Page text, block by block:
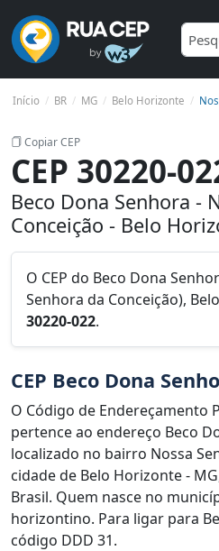
Início BR MG Belo Horizonte
Copiar CEP
CEP 30220-
Beco Dona Senhora -
Conceição - Belo
O CEP do Beco Dona
Senhora da Conceição),
30220-022.
CEP Beco Dona
O Código de Endereçamento
pertence ao endereço Beco
localizado no bairro Nossa
cidade de Belo Horizonte -
Brasil. Quem nasce no
horizontino. Para ligar para
código DDD 31.